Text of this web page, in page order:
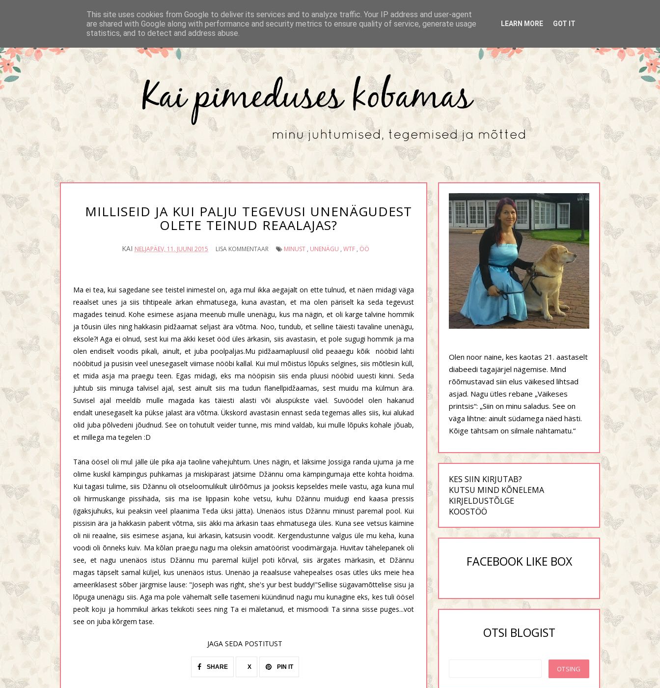
MILLISEID JA KUI PALJU TEGEVUSI UNENÄGUDEST
OLETE TEINUD REAALAJAS?
KAI NELJAPÄEV, 11. JUUNI 2015 LISA KOMMENTAAR MINUST , UNENÄGU , WTF , ÖÖ
Ma ei tea, kui sagedane see teistel inimestel on, aga mul ikka aegajalt on ette tulnud, et näen midagi väga
reaalset unes ja siis tihtipeale ärkan ehmatusega, kuna avastan, et ma olen päriselt ka seda tegevust
magades teinud. Kohe esimese asjana meenub mulle unenägu, kus ma nägin, et oli karge talvine hommik
ja tõusin üles ning hakkasin pidžaamat seljast ära võtma. Noo, tundub, et selline täiesti tavaline unenägu,
eksole?! Aga ei olnud, sest kui ma äkki keset ööd üles ärkasin, siis avastasin, et pole sugugi hommik ja ma
olen endiselt voodis pikali, ainult, et juba poolpaljas.Mu pidžaamapluusil olid peaaegu kõik nööbid lahti
nööbitud ja pusisin veel unesegaselt viimase nööbi kallal. Kui mul mõistus lõpuks selgines, siis mõtlesin küll,
et mida asja ma praegu teen. Egas midagi, eks ma nööpisin siis enda pluusi nööbid uuesti kinni. Seda
juhtub siis minuga talvisel ajal, sest ainult siis ma tudun flanellpidžaamas, sest muidu ma külmun ära.
Suvisel ajal meeldib mulle magada kas täiesti alasti või aluspükste väel. Suvöödel olen hakanud
endalt unesegaselt ka pükse jalast ära võtma. Ükskord avastasin ennast seda tegemas alles siis, kui alukad
olid juba põlvedeni jõudnud. See on tohutult veider tunne, mis mind valdab, kui mulle lõpuks kohale jõuab,
et millega ma tegelen :D
Täna öösel oli mul jälle üle pika aja taoline vahejuhtum. Unes nägin, et läksime Jossiga randa ujuma ja me
olime kuskil kämpingus puhkamas ja miskipärast jätsime Džännu oma kämpingumaja ette kohta hoidma.
Kui tagasi tulime, siis Džännu oli otseloomulikult ülirõõmus ja jooksis kepseldes meile vastu, aga kuna mul
oli hirmuskange pissihäda, siis ma ise lippasin kohe vetsu, kuhu Džännu muidugi end kaasa pressis
(igaksjuhuks, kui peaksin veel plaanima Teda üksi jätta). Unenäos istus Džännu minust paremal pool. Kui
pissisin ära ja hakkasin paberit võtma, siis äkki ma ärkasin taas ehmatusega üles. Kuna see vetsus käimine
oli nii reaalne, siis esimese asjana, kui ärkasin, katsusin voodit. Kergendustunne valgus üle mu keha, kuna
voodi oli õnneks kuiv. Ma kõlan praegu nagu ma oleksin amatöörist voodimärgaja. Huvitav tähelepanek oli
see, et nagu unenäos istus Džännu mu paremal küljel poti kõrval, siis ärgates märkasin, et Džännu
magas täpselt samal küljel, kus unenäos istus. Unenäo ja reaalsuse vahepealses osas ütles üks meie hea
ameeriklasest sõber järgmise lause: "Joseph was right, she's yur best buddy!"Sellise sügavamõttelise sisu ja
lõpuga unenägu siis. Aga ma pole vähemalt selle tasemeni küündinud nagu mu kunagine eks, kes tuli öösel
peolt koju ja hommikul ärkas tekikoti sees ning Ta ei mäletanud, et mismoodi Ta sinna sisse puges...vot
see on juba kõrgem tase.
JAGA SEDA POSTITUST
SHARE X PIN IT
Olen noor naine, kes kaotas 21. aastaselt
diabeedi tagajärjel nägemise. Mind
rõõmustavad siin elus väikesed lihtsad
asjad. Nagu ütles rebane „Väikeses
printsis“: „Siin on minu saladus. See on
väga lihtne: ainult südamega näed hästi.
Kõige tähtsam on silmale nähtamatu.“
KES SIIN KIRJUTAB?
KUTSU MIND KÕNELEMA
KIRJELDUSTÕLGE
KOOSTÖÖ
FACEBOOK LIKE BOX
OTSI BLOGIST
This site uses cookies from Google to deliver its services and to analyze traffic. Your IP address and user-agent
are shared with Google along with performance and security metrics to ensure quality of service, generate usage
statistics, and to detect and address abuse.
LEARN MORE GOT IT